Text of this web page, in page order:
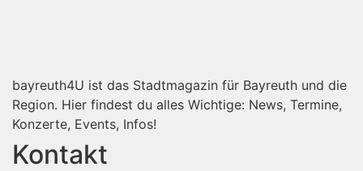
bayreuth4U ist das Stadtmagazin für Bayreuth und die
Region. Hier findest du alles Wichtige: News, Termine,
Konzerte, Events, Infos!
Kontakt